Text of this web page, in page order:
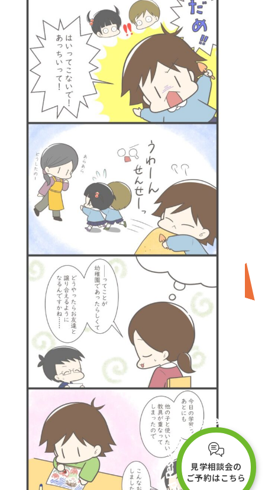
見学相談会の
ご予約はこちら
e
r
v
e
d
R
e
s
erv
e
dR es edR
e